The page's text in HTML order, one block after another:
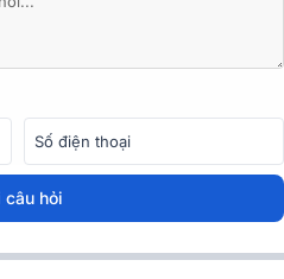
trang bị loa bass có đường kính
và ấm áp, kết hợp loa treble có
mượt mà và không bị hiện tượng
câu hỏi